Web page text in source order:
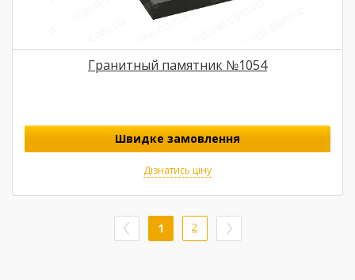
Гранитный памятник №1054
Швидке замовлення
Дізнатись ціну
1 2